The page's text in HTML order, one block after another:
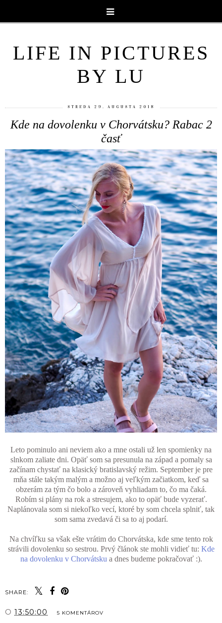
LIFE IN PICTURES
BY LU
STREDA 29. AUGUSTA 2018
Kde na dovolenku v Chorvátsku? Rabac 2
časť
Leto pominulo ani neviem ako a mne ostali už len spomienky na
slnkom zaliate dni. Opäť som sa presunula na západ a pomaly sa
začínam chystať na klasický bratislavský režim. September je pre
mňa stále takým malým a možno aj veľkým začiatkom, keď sa
obzerám za tým čo bolo a zároveň vyhliadam to, čo ma čaká.
Robím si plány na rok a stresujem, ako to opäť bude vyzerať.
Naplánovala som si niekoľko vecí, ktoré by som chcela splniť, tak
som sama zvedavá či sa to aj podarí.
Na chvíľku sa však ešte vrátim do Chorvátska, kde sme tento rok
strávili dovolenku so sestrou. Prvý článok ste mohli vidieť tu: Kde
na dovolenku v Chorvátsku a dnes budeme pokračovať :).
SHARE:
O 13:50:00 5 KOMENTÁROV